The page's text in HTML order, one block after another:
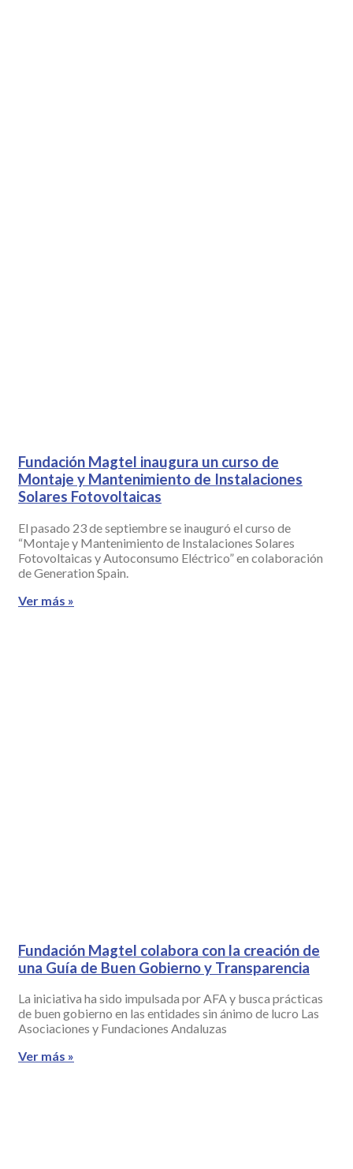
Fundación Magtel inaugura un curso de
Montaje y Mantenimiento de Instalaciones
Solares Fotovoltaicas
El pasado 23 de septiembre se inauguró el curso de
“Montaje y Mantenimiento de Instalaciones Solares
Fotovoltaicas y Autoconsumo Eléctrico” en colaboración
de Generation Spain.
Ver más »
Fundación Magtel colabora con la creación de
una Guía de Buen Gobierno y Transparencia
La iniciativa ha sido impulsada por AFA y busca prácticas
de buen gobierno en las entidades sin ánimo de lucro Las
Asociaciones y Fundaciones Andaluzas
Ver más »